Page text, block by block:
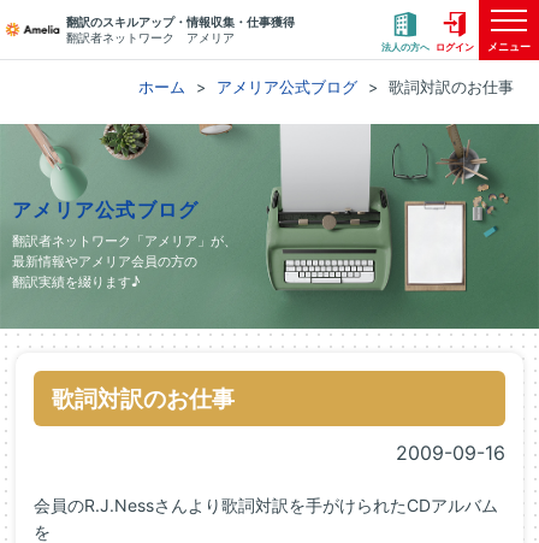
翻訳のスキルアップ・情報収集・仕事獲得
翻訳者ネットワーク アメリア
法人の方へ ログイン メニュー
ホーム アメリア公式ブログ 歌詞対訳のお仕事
アメリア公式ブログ
翻訳者ネットワーク「アメリア」が、
最新情報やアメリア会員の方の
翻訳実績を綴ります♪
歌詞対訳のお仕事
2009-09-16
会員のR.J.Nessさんより歌詞対訳を手がけられたCDアルバム
を